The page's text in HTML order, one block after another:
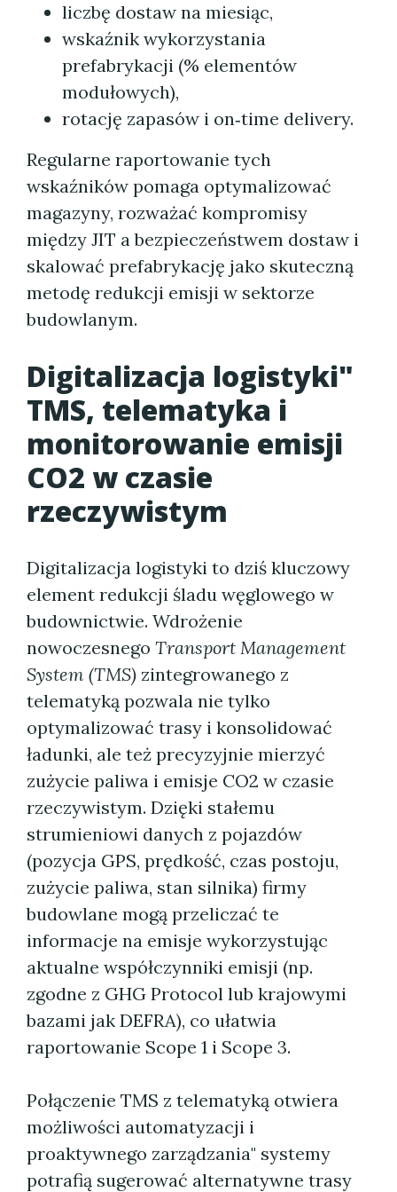
liczbę dostaw na miesiąc,
wskaźnik wykorzystania
prefabrykacji (% elementów
modułowych),
rotację zapasów i on‑time delivery.
Regularne raportowanie tych
wskaźników pomaga optymalizować
magazyny, rozważać kompromisy
między JIT a bezpieczeństwem dostaw i
skalować prefabrykację jako skuteczną
metodę redukcji emisji w sektorze
budowlanym.
Digitalizacja logistyki"
TMS, telematyka i
monitorowanie emisji
CO2 w czasie
rzeczywistym
Digitalizacja logistyki to dziś kluczowy
element redukcji śladu węglowego w
budownictwie. Wdrożenie
nowoczesnego Transport Management
System (TMS) zintegrowanego z
telematyką pozwala nie tylko
optymalizować trasy i konsolidować
ładunki, ale też precyzyjnie mierzyć
zużycie paliwa i emisje CO2 w czasie
rzeczywistym. Dzięki stałemu
strumieniowi danych z pojazdów
(pozycja GPS, prędkość, czas postoju,
zużycie paliwa, stan silnika) firmy
budowlane mogą przeliczać te
informacje na emisje wykorzystując
aktualne współczynniki emisji (np.
zgodne z GHG Protocol lub krajowymi
bazami jak DEFRA), co ułatwia
raportowanie Scope 1 i Scope 3.
Połączenie TMS z telematyką otwiera
możliwości automatyzacji i
proaktywnego zarządzania" systemy
potrafią sugerować alternatywne trasy